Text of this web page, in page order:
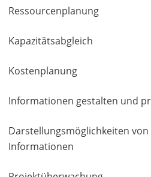
Ressourcenplanung
Kapazitätsabgleich
Kostenplanung
Informationen gestalten und
Darstellungsmöglichkeiten
Informationen